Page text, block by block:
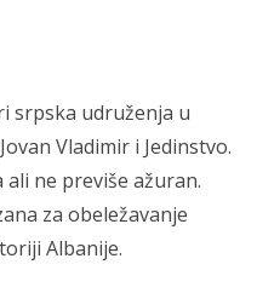
srpska udruženja u
Vladimir i Jedinstvo.
ne previše ažuran.
za obeležavanje
Albanije.